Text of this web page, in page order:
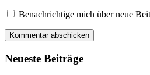
Benachrichtige mich über neue
Neueste Beiträge